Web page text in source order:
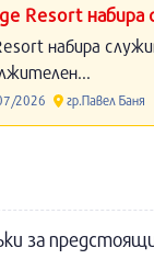
Resort набира
набира
2026 гр.Павел Баня
за